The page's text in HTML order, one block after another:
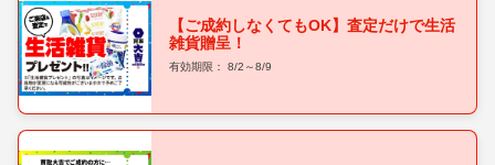
【ご成約しなくてもOK】査定だけで生活
雑貨贈呈！
有効期限： 8/2～8/9